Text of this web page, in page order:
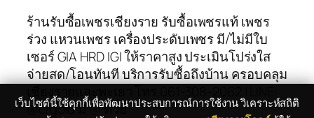
เว็บไซต์นี้ใช้คุกกี้เพื่อพัฒนาประสบการณ์การใช้งาน วิเคราะห์สถิติ
ร้านรับซื้อเพชรเชียงราย รับซื้อเพชรแท้ เพชร
ร่วง แหวนเพชร เครื่องประดับเพชร มี/ไม่มีใบ
เซอร์ GIA HRD IGI ให้ราคาสูง ประเมินโปร่งใส
จ่ายสด/โอนทันที บริการรับซื้อถึงบ้าน ครอบคลุม
เชียงรายและพะเยา โทร 061-308-2062 | LINE:
@crgold มี @ ด้วย